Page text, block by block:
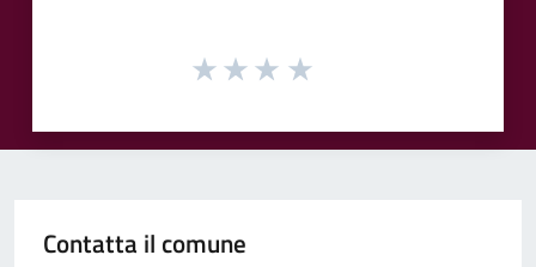
Contatta il comune